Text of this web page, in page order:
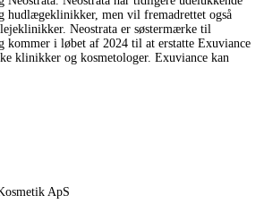
hudlægeklinikker, men vil fremadrettet også
Neostrata er søstermærke til
kommer i løbet af 2024 til at erstatte Exuviance
klinikker og kosmetologer. Exuviance kan
ApS